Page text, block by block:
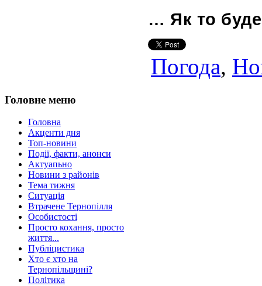
… Як то
Погода,
Головне меню
Головна
Акценти дня
Топ-новини
Події, факти, анонси
Актуапьно
Новини з районів
Тема тижня
Ситуація
Втрачене Тернопілля
Особистості
Просто кохання, просто
життя...
Публіцистика
Хто є хто на
Тернопільщині?
Політика